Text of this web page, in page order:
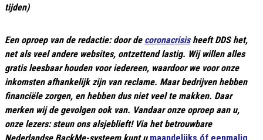
tijden)
Een oproep van de redactie: door de coronacrisisheeft DDS het,
net als veel andere websites, ontzettend lastig. Wij willen alles
gratis leesbaar houden voor iedereen, waardoor we voor onze
inkomsten afhankelijk zijn van reclame. Maar bedrijven hebben
financiële zorgen, en hebben dus niet veel te makken. Daar
merken wij de gevolgen ook van. Vandaar onze oproep aan u,
onze lezers: steun ons alsjeblieft! Via het betrouwbare